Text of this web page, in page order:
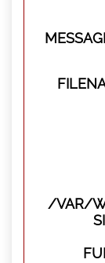
/VAR/